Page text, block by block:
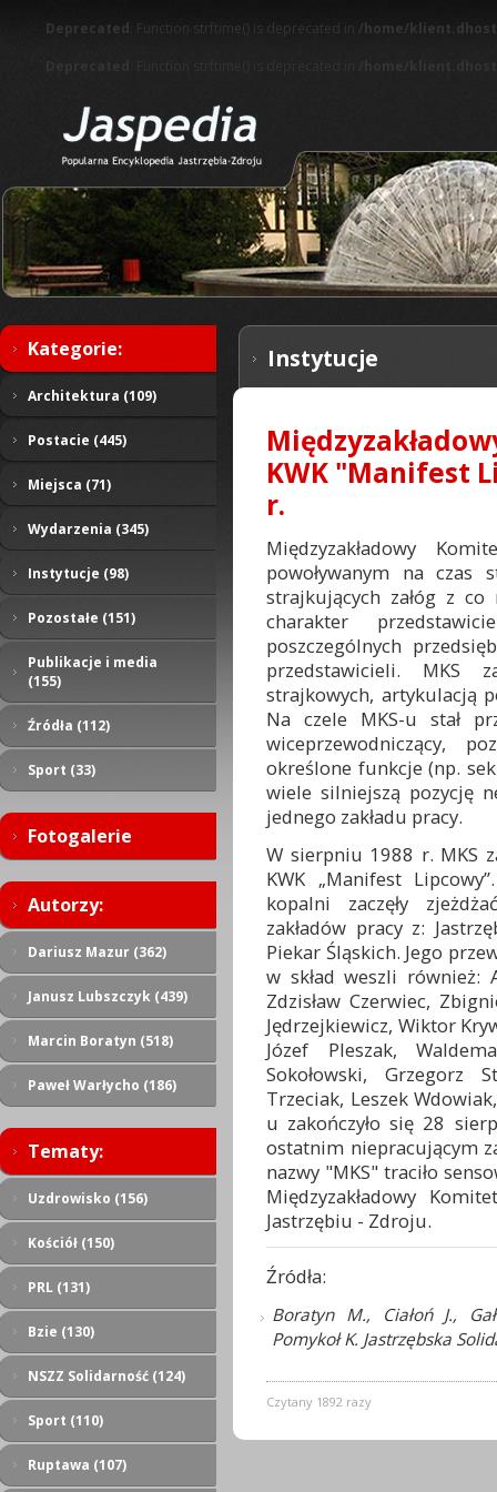
Deprecated : Function strftime() is deprecated in /home/
Kategorie:
Architektura (109)
Postacie (445)
Miejsca (71)
Wydarzenia (345)
Instytucje (98)
Pozostałe (151)
Publikacje i media
(155)
Źródła (112)
Sport (33)
Fotogalerie
Autorzy:
Dariusz Mazur (362)
Janusz Lubszczyk (439)
Marcin Boratyn (518)
Paweł Warłycho (186)
Tematy:
Uzdrowisko (156)
Kościół (150)
PRL (131)
Bzie (130)
NSZZ Solidarność (124)
Sport (110)
Ruptawa (107)
Instytucje
KWK "Manifest
r.
Międzyzakładowy
powoływanym na czas
strajkujących załóg z co
charakter
poszczególnych
przedstawicieli. MKS
strajkowych, artykulacją
Na czele MKS-u stał
wiceprzewodniczący,
określone funkcje (np.
wiele silniejszą pozycję
jednego zakładu pracy.
W sierpniu 1988 r. MKS
KWK „Manifest
kopalni zaczęły
zakładów pracy z:
Piekar Śląskich. Jego
w skład weszli również:
Zdzisław Czerwiec,
Jędrzejkiewicz, Wiktor
Józef Pleszak,
Sokołowski, Grzegorz
Trzeciak, Leszek
u zakończyło się 28
ostatnim niepracującym
nazwy "MKS" traciło
Międzyzakładowy
Jastrzębiu - Zdroju.
Źródła:
Boratyn M., Ciałoń J.,
Pomykoł K. Jastrzębska
Czytany 1892 razy